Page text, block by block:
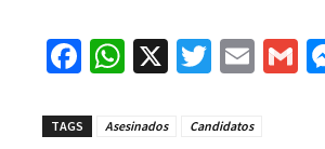
Fa
b
W
at
X
T
tt
E
G
TAGS Asesinados Candidatos